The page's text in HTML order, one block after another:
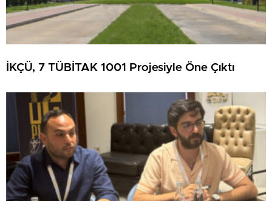
İKÇÜ, 7 TÜBİTAK 1001 Projesiyle Öne Çıktı